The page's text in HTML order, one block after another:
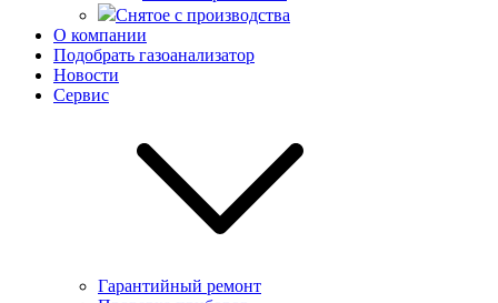
Снятое с производства
О компании
Подобрать газоанализатор
Новости
Сервис
Гарантийный ремонт